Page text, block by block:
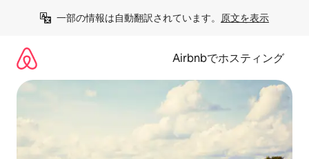
一部の情報は自動翻訳されています。 原文を表示
Airbnbでホスティング